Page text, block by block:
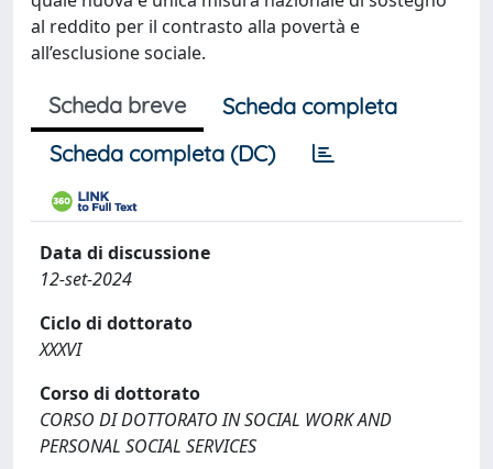
al reddito per il contrasto alla povertà e
all’esclusione sociale.
Scheda breve
Scheda completa
Scheda completa (DC)
Data di discussione
12-set-2024
Ciclo di dottorato
XXXVI
Corso di dottorato
CORSO DI DOTTORATO IN SOCIAL WORK AND
PERSONAL SOCIAL SERVICES